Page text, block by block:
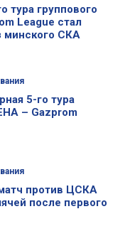
тура группового
League стал
минского СКА
5-го тура
– Gazprom
против ЦСКА
после первого